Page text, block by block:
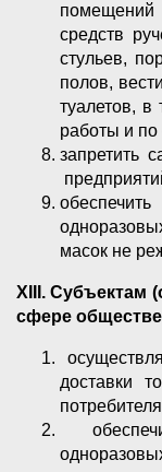
средств
стульев,
полов,
туалетов,
работы и
запретить
масок не
XIII . Субъектам
сфере
доставки